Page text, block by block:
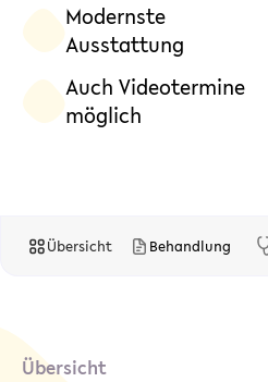
Modernste
Ausstattung
Auch Videotermine
möglich
Übersicht Behandlung
Übersicht